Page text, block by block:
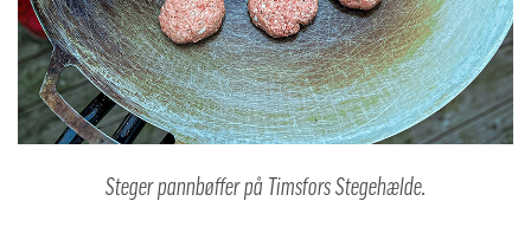
Steger pannbøffer på Timsfors Stegehælde.